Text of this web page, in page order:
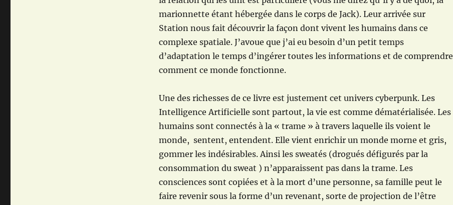
marionnette étant hébergée dans le corps de Jack). Leur arrivée sur
Station nous fait découvrir la façon dont vivent les humains dans ce
complexe spatiale. J’avoue que j’ai eu besoin d’un petit temps
d’adaptation le temps d’ingérer toutes les informations et de comprendre
comment ce monde fonctionne.
Une des richesses de ce livre est justement cet univers cyberpunk. Les
Intelligence Artificielle sont partout, la vie est comme dématérialisée. Les
humains sont connectés à la « trame » à travers laquelle ils voient le
monde, sentent, entendent. Elle vient enrichir un monde morne et gris,
gommer les indésirables. Ainsi les sweatés (drogués défigurés par la
consommation du sweat ) n’apparaissent pas dans la trame. Les
consciences sont copiées et à la mort d’une personne, sa famille peut le
faire revenir sous la forme d’un revenant, sorte de projection de l’être